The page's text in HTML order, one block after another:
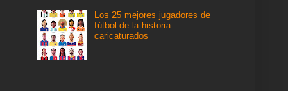
Los 25 mejores jugadores de
fútbol de la historia
caricaturados